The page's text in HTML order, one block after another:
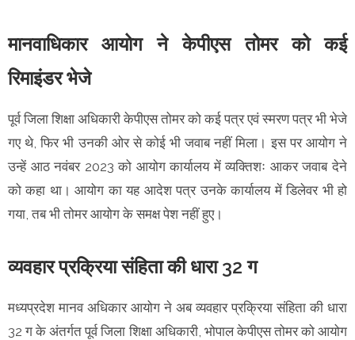
मानवाधिकार आयोग ने केपीएस तोमर को कई
रिमाइंडर भेजे
पूर्व जिला शिक्षा अधिकारी केपीएस तोमर को कई पत्र एवं स्मरण पत्र भी भेजे
गए थे, फिर भी उनकी ओर से कोई भी जवाब नहीं मिला। इस पर आयोग ने
उन्हें आठ नवंबर 2023 को आयोग कार्यालय में व्यक्तिशः आकर जवाब देने
को कहा था। आयोग का यह आदेश पत्र उनके कार्यालय में डिलेवर भी हो
गया, तब भी तोमर आयोग के समक्ष पेश नहीं हुए।
व्यवहार प्रक्रिया संहिता की धारा 32 ग
मध्यप्रदेश मानव अधिकार आयोग ने अब व्यवहार प्रक्रिया संहिता की धारा
32 ग के अंतर्गत पूर्व जिला शिक्षा अधिकारी, भोपाल केपीएस तोमर को आयोग